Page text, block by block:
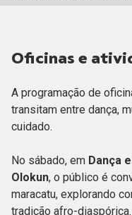
Oficinas e
A programação de
transitam entre dança,
cuidado.
No sábado, em Dança
Olokun, o público é
maracatu, explorando
tradição afro-